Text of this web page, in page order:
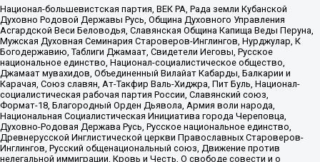
Национал-большевистская партия, ВЕК РА, Рада земли Кубанской
Духовно Родовой Державы Русь, Община Духовного Управления
Асгардской Веси Беловодья, Славянская Община Капища Веды Перуна,
Мужская Духовная Семинария Староверов-Инглингов, Нурджулар, К
Богодержавию, Таблиги Джамаат, Свидетели Иеговы, Русское
национальное единство, Национал-социалистическое общество,
Джамаат мувахидов, Объединенный Вилайат Кабарды, Балкарии и
Карачая, Союз славян, Ат-Такфир Валь-Хиджра, Пит Буль, Национал-
социалистическая рабочая партия России, Славянский союз,
Формат-18, Благородный Орден Дьявола, Армия воли народа,
Национальная Социалистическая Инициатива города Череповца,
Духовно-Родовая Держава Русь, Русское национальное единство,
Древнерусской Инглистической церкви Православных Староверов-
Инглингов, Русский общенациональный союз, Движение против
нелегальной иммиграции, Кровь и Честь, О свободе совести и о